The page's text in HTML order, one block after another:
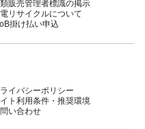
販売管理者標識の掲示
リサイクルについて
掛け払い申込
イバシーポリシー
ト利用条件・推奨環境
い合わせ